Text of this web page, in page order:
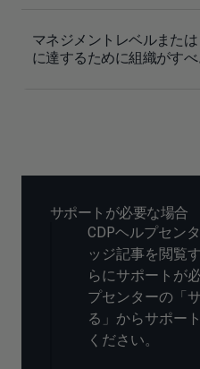
マネジメントレベルまた
に達するために組織がすべ
サポートが必要な場合
CDPヘルプセン
ッジ記事を閲覧
らにサポートが
プセンターの「
る」からサポー
ください。